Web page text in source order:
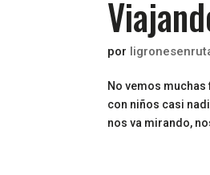
por
No vemos
con niños casi
nos va mirando,